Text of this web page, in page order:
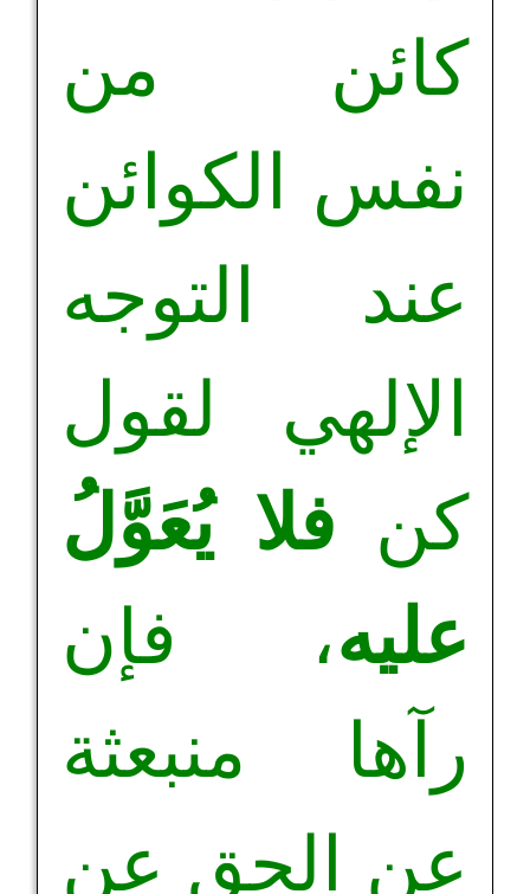
كائن من
نفس الكوائن
عند التوجه
الإلهي لقول
كن فلا يُعَوَّلُ
عليه، فإن
رآها منبعثة
عن الحق عن